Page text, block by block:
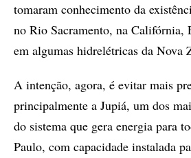
tomaram conhecimento da
no Rio Sacramento, na Califórnia,
em algumas hidrelétricas da Nova
A intenção, agora, é evitar mais
principalmente a Jupiá, um dos
do sistema que gera energia para
Paulo, com capacidade instalada